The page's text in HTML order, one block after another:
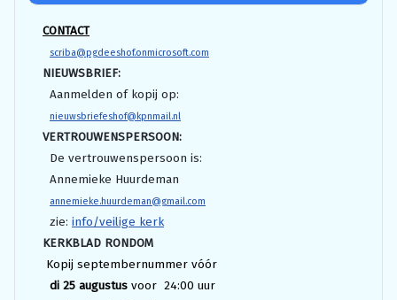
CONTACT
scriba@pgdeeshof.onmicrosoft.com
NIEUWSBRIEF:
Aanmelden of kopij op:
nieuwsbriefeshof@kpnmail.nl
VERTROUWENSPERSOON:
De vertrouwenspersoon is:
Annemieke Huurdeman
annemieke.huurdeman@gmail.com
zie: info/veilige kerk
KERKBLAD RONDOM
Kopij septembernummer vóór
di 25 augustus voor 24:00 uur